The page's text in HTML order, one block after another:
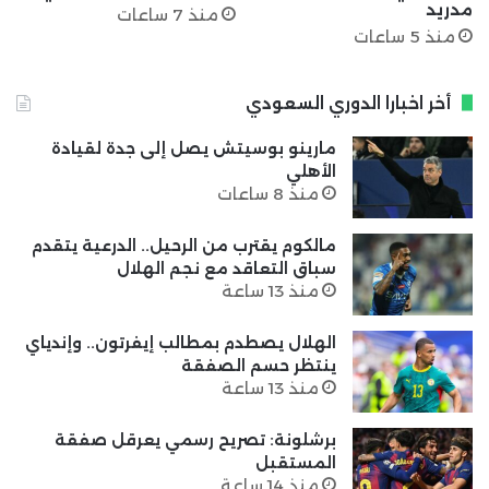
مدريد
منذ 5 ساعات
منذ 7 ساعات
أخر اخبارا الدوري السعودي
مارينو بوسيتش يصل إلى جدة لقيادة
الأهلي
منذ 8 ساعات
مالكوم يقترب من الرحيل.. الدرعية يتقدم
سباق التعاقد مع نجم الهلال
منذ 13 ساعة
الهلال يصطدم بمطالب إيفرتون.. وإندياي
ينتظر حسم الصفقة
منذ 13 ساعة
برشلونة: تصريح رسمي يعرقل صفقة
المستقبل